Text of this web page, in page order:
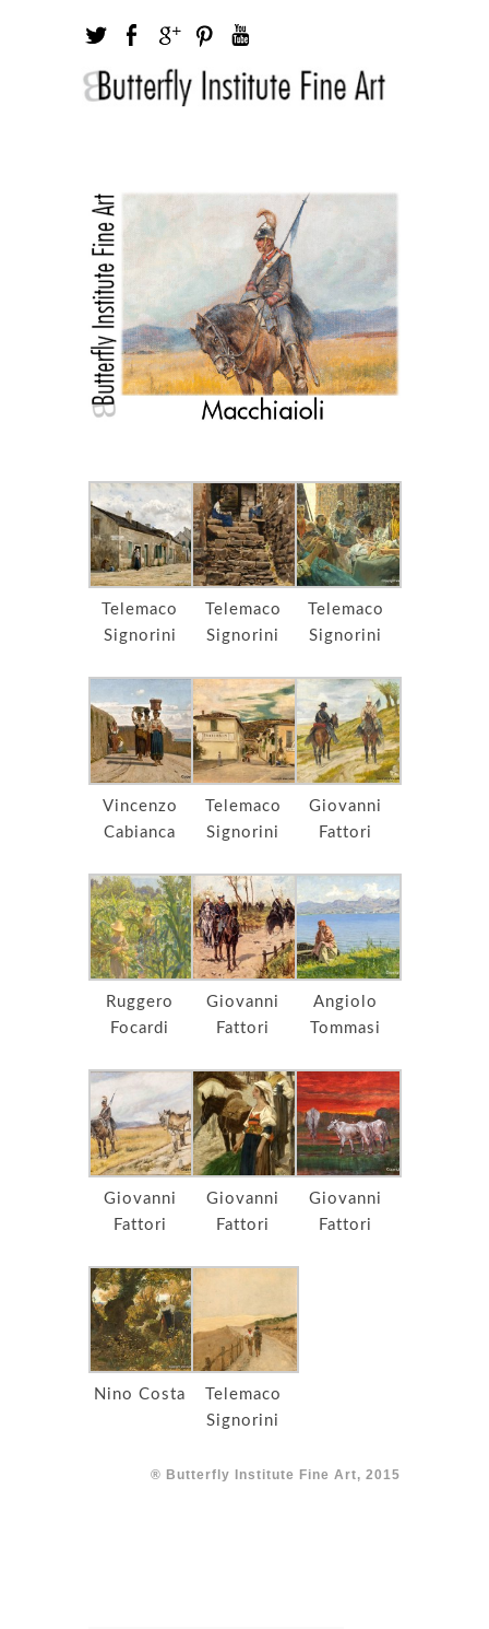
Telemaco
Signorini
Telemaco
Signorini
Telemaco
Signorini
Vincenzo
Cabianca
Telemaco
Signorini
Giovanni
Fattori
Ruggero
Focardi
Giovanni
Fattori
Angiolo
Tommasi
Giovanni
Fattori
Giovanni
Fattori
Giovanni
Fattori
Nino Costa
Telemaco
Signorini
® Butterfly Institute Fine Art, 2015